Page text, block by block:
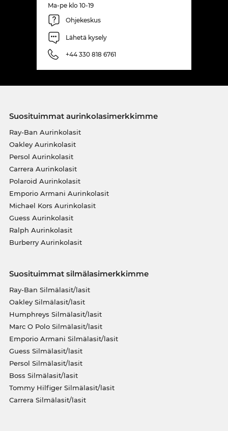
Ma-pe klo 10-19
Ohjekeskus
Lähetä kysely
+44 330 818 6761
Suosituimmat aurinkolasimerkkimme
Ray-Ban Aurinkolasit
Oakley Aurinkolasit
Persol Aurinkolasit
Carrera Aurinkolasit
Polaroid Aurinkolasit
Emporio Armani Aurinkolasit
Michael Kors Aurinkolasit
Guess Aurinkolasit
Ralph Aurinkolasit
Burberry Aurinkolasit
Suosituimmat silmälasimerkkimme
Ray-Ban Silmälasit/lasit
Oakley Silmälasit/lasit
Humphreys Silmälasit/lasit
Marc O Polo Silmälasit/lasit
Emporio Armani Silmälasit/lasit
Guess Silmälasit/lasit
Persol Silmälasit/lasit
Boss Silmälasit/lasit
Tommy Hilfiger Silmälasit/lasit
Carrera Silmälasit/lasit